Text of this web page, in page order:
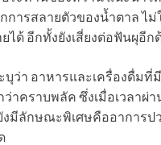
การสลายตัวของน้ำตาล ไ
ได้ อีกทั้งยังเสี่ยงต่อฟันผุอีก
บุว่า อาหารและเครื่องดื่ม
ว่าคราบพลัค ซึ่งเมื่อเวลา
งมีลักษณะพิเศษคืออาการ